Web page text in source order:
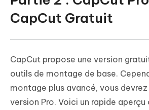
CapCut Gratuit
CapCut propose une version
outils de montage de base.
montage plus avancé, vous
version Pro. Voici un rapide